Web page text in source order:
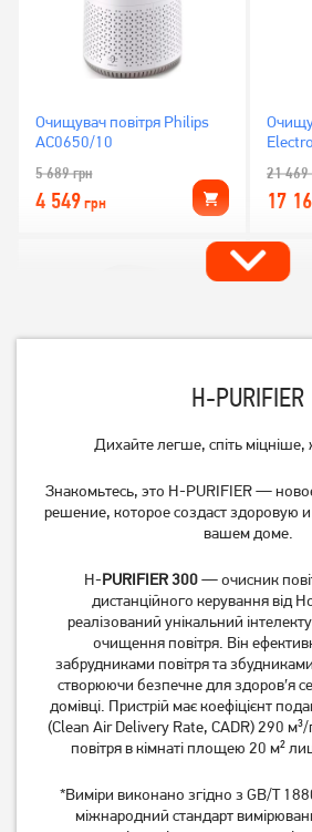
Очищувач повітря Philips
AC0650/10
5 689грн
4 549грн
21 469
17
Electrolux EPO50571SW
12 199
7100 I
4 319
Очисник повітря Beko ATP
H-PURIFIER
Дихайте легше, спіть міцніше,
Знакомьтесь, это H-PURIFIER —
решение, которое создаст здоровую
вашем доме.
H-PURIFIER 300— очисник
дистанційного керування від
реалізований унікальний
очищення повітря. Він
забрудниками повітря та
створюючи безпечне для здоров′я
домівці. Пристрій має коефіцієнт
(Clean Air Delivery Rate, CADR) 290
повітря в кімнаті площею 20 м²
*Виміри виконано згідно з GB/T
міжнародний стандарт